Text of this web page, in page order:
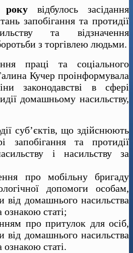
року відбулось засідання
запобігання та протидії
та відзначення
з торгівлею людьми.
праці та соціального
Кучер проінформувала
законодавстві в сфері
домашньому насильству,
суб’єктів, що здійснюють
запобігання та протидії
і насильству за
про мобільну бригаду
допомоги особам,
від домашнього насильства
ознакою статі;
про притулок для осіб,
від домашнього насильства
ознакою статі.